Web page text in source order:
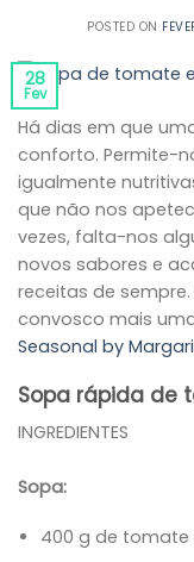
POSTED ON
28
Fev
Há dias em que
conforto. Permite-
igualmente
que não nos
vezes, falta-nos
novos sabores e
receitas de
convosco mais
Seasonal by
Sopa rápida de
INGREDIENTES
Sopa:
400 g de tomate